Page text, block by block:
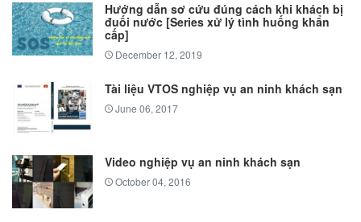
Hướng dẫn sơ cứu đúng cách khi khách bị
đuối nước [Series xử lý tình huống khẩn
cấp]
December 12, 2019
Tài liệu VTOS nghiệp vụ an ninh khách sạn
June 06, 2017
Video nghiệp vụ an ninh khách sạn
October 04, 2016